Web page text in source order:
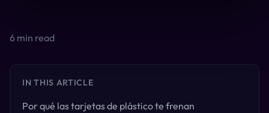
6 min read
IN THIS ARTICLE
Por qué las tarjetas de plástico te frenan